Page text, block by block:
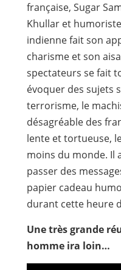
française, Sugar
Khullar et
indienne fait son
charisme et son
spectateurs se fait
évoquer des sujets
terrorisme, le
désagréable des
lente et tortueuse,
moins du monde. Il
passer des
papier cadeau
durant cette heure
Une très grande
homme ira loin…